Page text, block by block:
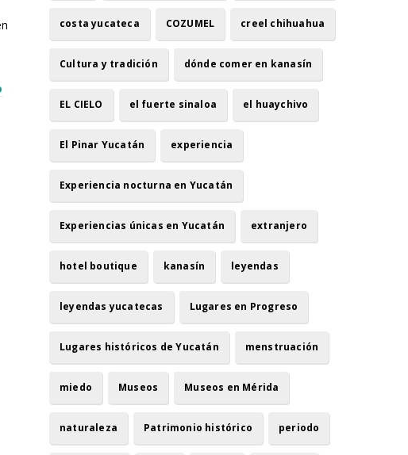
costa yucateca COZUMEL creel chihuahua
Cultura y tradición dónde comer en kanasín
EL CIELO el fuerte sinaloa el huaychivo
El Pinar Yucatán experiencia
Experiencia nocturna en Yucatán
Experiencias únicas en Yucatán extranjero
hotel boutique kanasín leyendas
leyendas yucatecas Lugares en Progreso
Lugares históricos de Yucatán menstruación
miedo Museos Museos en Mérida
naturaleza Patrimonio histórico periodo